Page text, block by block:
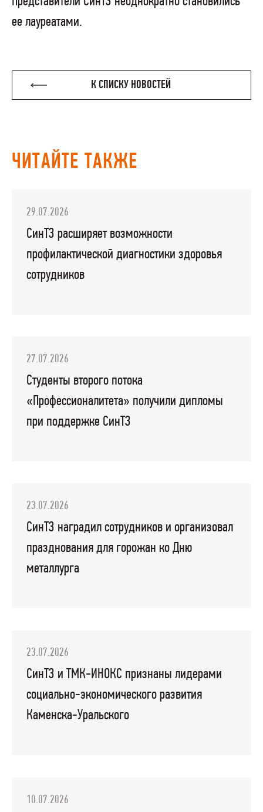
ее лауреатами.
К СПИСКУ НОВОСТЕЙ
ЧИТАЙТЕ ТАКЖЕ
29.07.2026
СинТЗ расширяет возможности
профилактической диагностики здоровья
сотрудников
27.07.2026
Студенты второго потока
«Профессионалитета» получили дипломы
при поддержке СинТЗ
23.07.2026
СинТЗ наградил сотрудников и организовал
празднования для горожан ко Дню
металлурга
23.07.2026
СинТЗ и ТМК-ИНОКС признаны лидерами
социально-экономического развития
Каменска-Уральского
10.07.2026